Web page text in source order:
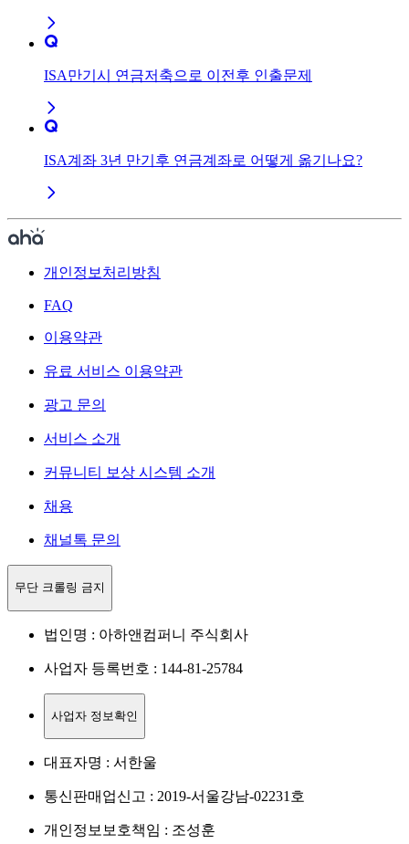
ISA만기시 연금저축으로 이전후 인출문제
ISA계좌 3년 만기후 연금계좌로 어떻게 옮기나요?
개인정보처리방침
FAQ
이용약관
유료 서비스 이용약관
광고 문의
서비스 소개
커뮤니티 보상 시스템 소개
채용
채널톡 문의
무단 크롤링 금지
법인명 : 아하앤컴퍼니 주식회사
사업자 등록번호 : 144-81-25784
사업자 정보확인
대표자명 : 서한울
통신판매업신고 : 2019-서울강남-02231호
개인정보보호책임 : 조성훈